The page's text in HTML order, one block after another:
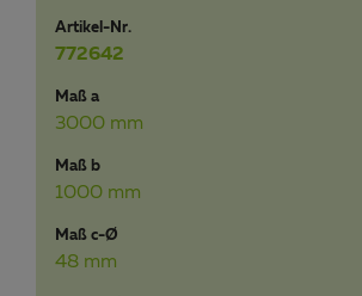
Artikel-Nr.
772642
Maß a
3000 mm
Maß b
1000 mm
Maß c-Ø
48 mm